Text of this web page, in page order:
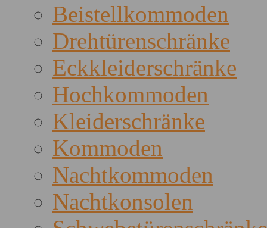
Beistellkommoden
Drehtürenschränke
Eckkleiderschränke
Hochkommoden
Kleiderschränke
Kommoden
Nachtkommoden
Nachtkonsolen